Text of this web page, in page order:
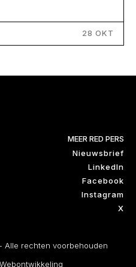
28 OKT
MEER RED PERS
Nieuwsbrief
LinkedIn
Facebook
Instagram
X
Alle rechten voorbehouden
Webontwikkeling